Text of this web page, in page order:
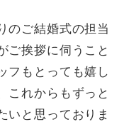
のご結婚式の担当
ご挨拶に伺うこと
フもとっても嬉し
これからもずっと
いと思っておりま